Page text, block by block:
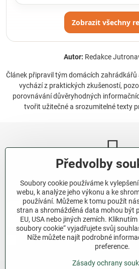
Zobrazit všechny
Autor: Redakce
Článek připravil tým domácích
vychází z praktických zkušeností,
porovnávání důvěryhodných
tvořit užitečné a srozumitelné texty
Newsletter
Odebírat naše
Chci se přihlásit k odběru novinek e-
Předvolby
Soubory cookie používáme k
webu, k analýze jeho výkonu a ke
používání. Můžeme k tomu použít
stran a shromážděná data mohou být
EU, USA nebo jiných zemích.
soubory cookie“ vyjadřujete svůj
Níže můžete najít podrobné
preference.
Zásady ochrany